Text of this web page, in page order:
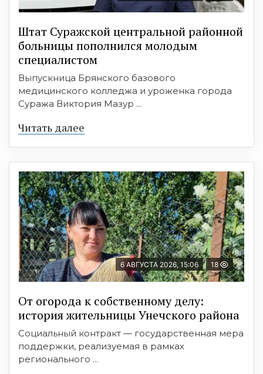
Штат Суражской центральной районной
больницы пополнился молодым
специалистом
Выпускница Брянского базового
медицинского колледжа и уроженка города
Суража Виктория Мазур ...
Читать далее
6 АВГУСТА 2026, 15:06 18
От огорода к собственному делу:
история жительницы Унечского района
Социальный контракт — государственная мера
поддержки, реализуемая в рамках
регионального ...